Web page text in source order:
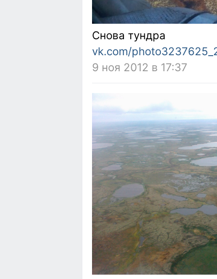
Снова тундра
vk.com/
9 ноя 2012 в 17:37